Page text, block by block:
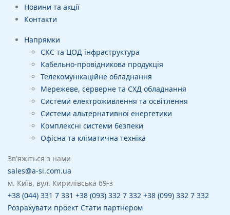
Новини та акції
Контакти
Напрямки
СКС та ЦОД інфраструктура
Кабельно-провідникова продукція
Телекомунікаційне обладнання
Мережеве, серверне та СХД обладнання
Системи електроживлення та освітлення
Системи альтернативної енергетики
Комплексні системи безпеки
Офісна та кліматична техніка
Зв'яжіться з нами
sales@a-si.com.ua
м. Київ, вул. Кирилівська 69-з
+38 (044) 331 7 331 +38 (093) 332 7 332 +38 (099) 332 7 332
Розрахувати проект Стати партнером